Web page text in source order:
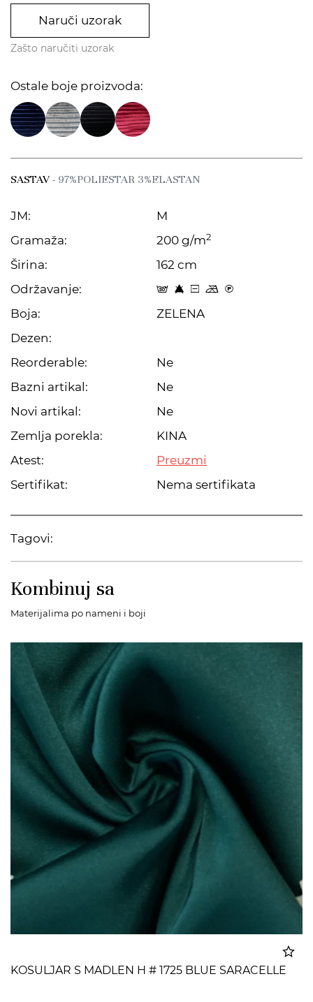
Naruči uzorak
Zašto naručiti uzorak
Ostale boje proizvoda:
SASTAV- 97%POLIESTAR 3%ELASTAN
JM:
M
Gramaža:
200 g/m2
Širina:
162 cm
Održavanje:
s 8 a m C
Boja:
ZELENA
Dezen:
Reorderable:
Ne
Bazni artikal:
Ne
Novi artikal:
Ne
Zemlja porekla:
KINA
Atest:
Preuzmi
Sertifikat:
Nema sertifikata
Tagovi:
Kombinuj sa
Materijalima po nameni i boji
KOSULJAR S MADLEN H # 1725 BLUE SARACELLE